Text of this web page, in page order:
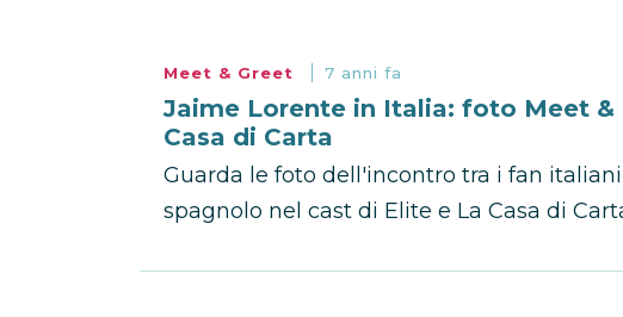
Meet & Greet 7 anni fa
Jaime Lorente in Italia: foto Meet &
Casa di Carta
Guarda le foto dell'incontro tra i fan
spagnolo nel cast di Elite e La Casa di